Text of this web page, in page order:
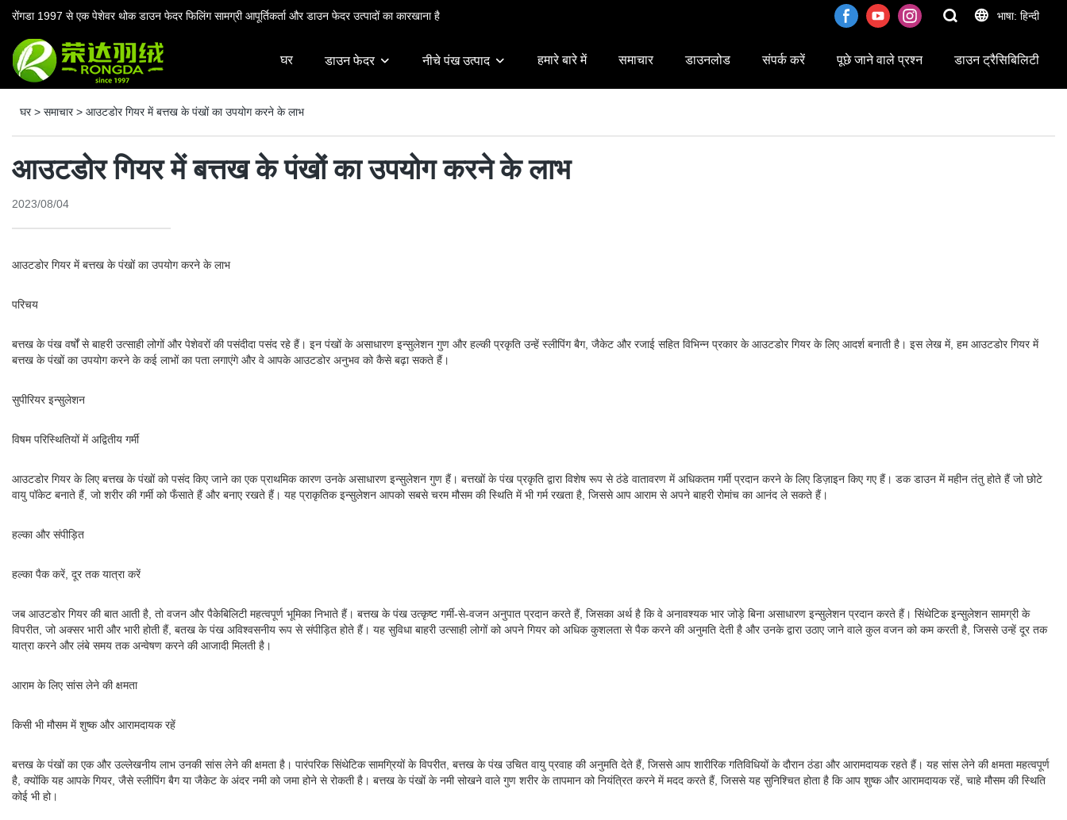
रोंगडा 1997 से एक पेशेवर थोक डाउन फेदर फिलिंग सामग्री आपूर्तिकर्ता और डाउन फेदर उत्पादों का कारखाना है भाषा: हिन्दी
घर डाउन फेदर नीचे पंख उत्पाद हमारे बारे में समाचार डाउनलोड संपर्क करें पूछे जाने वाले प्रश्न डाउन ट्रैसिबिलिटी
घर> समाचार> आउटडोर गियर में बत्तख के पंखों का उपयोग करने के लाभ
आउटडोर गियर में बत्तख के पंखों का उपयोग करने के लाभ
2023/08/04
आउटडोर गियर में बत्तख के पंखों का उपयोग करने के लाभ
परिचय
बत्तख के पंख वर्षों से बाहरी उत्साही लोगों और पेशेवरों की पसंदीदा पसंद रहे हैं। इन पंखों के असाधारण इन्सुलेशन गुण और हल्की प्रकृति उन्हें स्लीपिंग बैग, जैकेट और रजाई सहित विभिन्न प्रकार के आउटडोर गियर के लिए आदर्श बनाती है। इस लेख में, हम आउटडोर गियर में
बत्तख के पंखों का उपयोग करने के कई लाभों का पता लगाएंगे और वे आपके आउटडोर अनुभव को कैसे बढ़ा सकते हैं।
सुपीरियर इन्सुलेशन
विषम परिस्थितियों में अद्वितीय गर्मी
आउटडोर गियर के लिए बत्तख के पंखों को पसंद किए जाने का एक प्राथमिक कारण उनके असाधारण इन्सुलेशन गुण हैं। बत्तखों के पंख प्रकृति द्वारा विशेष रूप से ठंडे वातावरण में अधिकतम गर्मी प्रदान करने के लिए डिज़ाइन किए गए हैं। डक डाउन में महीन तंतु होते हैं जो छोटे
वायु पॉकेट बनाते हैं, जो शरीर की गर्मी को फँसाते हैं और बनाए रखते हैं। यह प्राकृतिक इन्सुलेशन आपको सबसे चरम मौसम की स्थिति में भी गर्म रखता है, जिससे आप आराम से अपने बाहरी रोमांच का आनंद ले सकते हैं।
हल्का और संपीड़ित
हल्का पैक करें, दूर तक यात्रा करें
जब आउटडोर गियर की बात आती है, तो वजन और पैकेबिलिटी महत्वपूर्ण भूमिका निभाते हैं। बत्तख के पंख उत्कृष्ट गर्मी-से-वजन अनुपात प्रदान करते हैं, जिसका अर्थ है कि वे अनावश्यक भार जोड़े बिना असाधारण इन्सुलेशन प्रदान करते हैं। सिंथेटिक इन्सुलेशन सामग्री के
विपरीत, जो अक्सर भारी और भारी होती हैं, बतख के पंख अविश्वसनीय रूप से संपीड़ित होते हैं। यह सुविधा बाहरी उत्साही लोगों को अपने गियर को अधिक कुशलता से पैक करने की अनुमति देती है और उनके द्वारा उठाए जाने वाले कुल वजन को कम करती है, जिससे उन्हें दूर तक
यात्रा करने और लंबे समय तक अन्वेषण करने की आजादी मिलती है।
आराम के लिए सांस लेने की क्षमता
किसी भी मौसम में शुष्क और आरामदायक रहें
बत्तख के पंखों का एक और उल्लेखनीय लाभ उनकी सांस लेने की क्षमता है। पारंपरिक सिंथेटिक सामग्रियों के विपरीत, बत्तख के पंख उचित वायु प्रवाह की अनुमति देते हैं, जिससे आप शारीरिक गतिविधियों के दौरान ठंडा और आरामदायक रहते हैं। यह सांस लेने की क्षमता महत्वपूर्ण
है, क्योंकि यह आपके गियर, जैसे स्लीपिंग बैग या जैकेट के अंदर नमी को जमा होने से रोकती है। बत्तख के पंखों के नमी सोखने वाले गुण शरीर के तापमान को नियंत्रित करने में मदद करते हैं, जिससे यह सुनिश्चित होता है कि आप शुष्क और आरामदायक रहें, चाहे मौसम की स्थिति
कोई भी हो।